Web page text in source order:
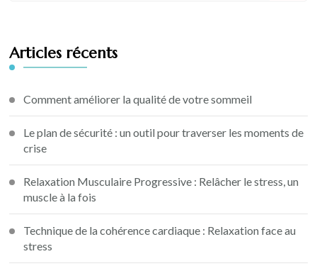
Articles récents
Comment améliorer la qualité de votre sommeil
Le plan de sécurité : un outil pour traverser les moments de
crise
Relaxation Musculaire Progressive : Relâcher le stress, un
muscle à la fois
Technique de la cohérence cardiaque : Relaxation face au
stress